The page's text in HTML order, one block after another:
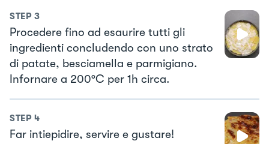
STEP 3
Procedere fino ad esaurire tutti gli
ingredienti concludendo con uno strato
di patate, besciamella e parmigiano.
Infornare a 200°C per 1h circa.
STEP 4
Far intiepidire, servire e gustare!